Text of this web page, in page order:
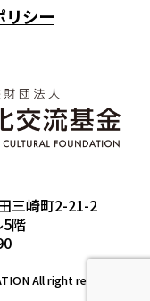
リシー
三崎町2-21-2
階
All right reserved.